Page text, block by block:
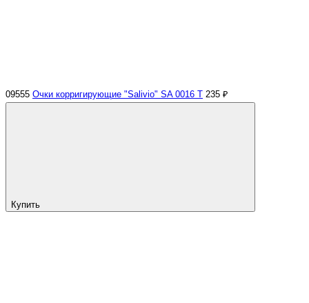
09555 Очки корригирующие "Salivio" SA 0016 Т 235 ₽
Купить